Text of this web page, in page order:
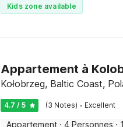
Kids zone available
Appartement à
Kołobrzeg, Baltic Coast,
4.7 / 5 (3 Notes) · Excellent
Appartement · 4 Personnes ·